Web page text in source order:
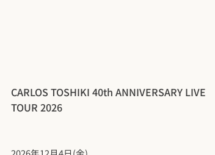
CARLOS TOSHIKI 40th ANNIVERSARY LIVE
TOUR 2026